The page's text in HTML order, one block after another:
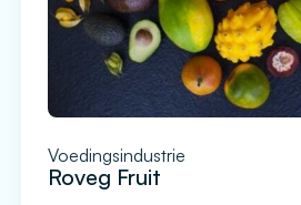
Voedingsindustrie
Roveg Fruit